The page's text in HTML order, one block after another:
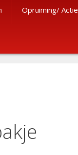
Opruiming/ Actie